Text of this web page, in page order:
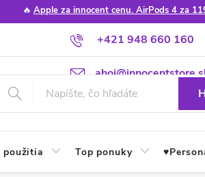
🔥 Apple za innocent cenu. AirPods 4 za
+421 948 660 160
Poradňa Apple návody a tipy
použitia Top ponuky